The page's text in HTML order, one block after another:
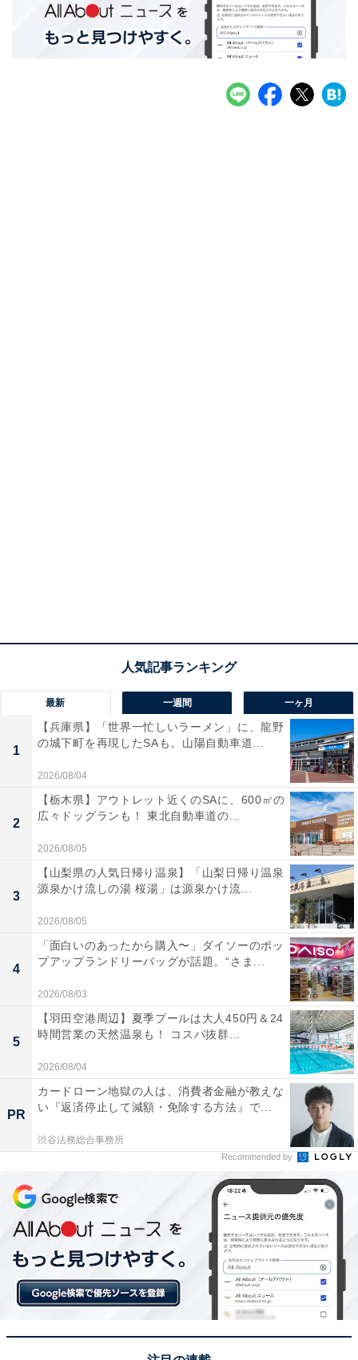
最新 一週間 一ヶ月
1
【兵庫県】「世界一忙しいラーメン」に、龍野
の城下町を再現したSAも。山陽自動車道...
2026/08/04
2
【栃木県】アウトレット近くのSAに、600㎡の
広々ドッグランも！ 東北自動車道の...
2026/08/05
3
【山梨県の人気日帰り温泉】「山梨日帰り温泉
源泉かけ流しの湯 桜湯」は源泉かけ流...
2026/08/05
4
「面白いのあったから購入〜」ダイソーのポッ
プアップランドリーバッグが話題。“さま...
2026/08/03
5
【羽田空港周辺】夏季プールは大人450円＆24
時間営業の天然温泉も！ コスパ抜群...
2026/08/04
PR
カードローン地獄の人は、消費者金融が教えな
い『返済停止して減額・免除する方法』で...
渋谷法務総合事務所
Recommended by